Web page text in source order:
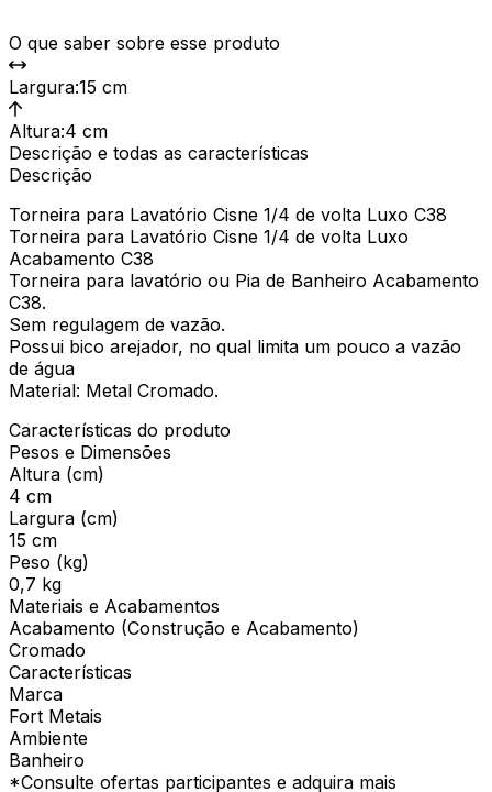
O que saber sobre esse produto
Largura:15 cm
Altura:4 cm
Descrição e todas as características
Descrição
Torneira para Lavatório Cisne 1/4 de volta Luxo C38
Torneira para Lavatório Cisne 1/4 de volta Luxo
Acabamento C38
Torneira para lavatório ou Pia de Banheiro Acabamento
C38.
Sem regulagem de vazão.
Possui bico arejador, no qual limita um pouco a vazão
de água
Material: Metal Cromado.
Características do produto
Pesos e Dimensões
Altura (cm)
4 cm
Largura (cm)
15 cm
Peso (kg)
0,7 kg
Materiais e Acabamentos
Acabamento (Construção e Acabamento)
Cromado
Características
Marca
Fort Metais
Ambiente
Banheiro
*Consulte ofertas participantes e adquira mais